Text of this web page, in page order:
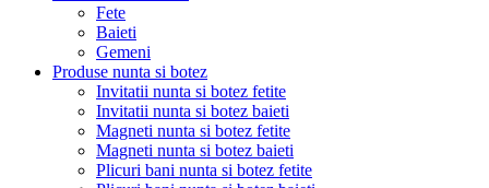
Fete
Baieti
Gemeni
Produse nunta si botez
Invitatii nunta si botez fetite
Invitatii nunta si botez baieti
Magneti nunta si botez fetite
Magneti nunta si botez baieti
Plicuri bani nunta si botez fetite